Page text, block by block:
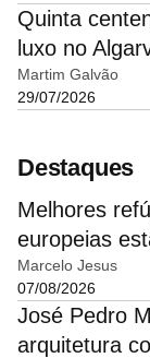
Quinta
luxo no
Martim Galvão
29/07/2026
Destaques
Melhores
europeias
Marcelo Jesus
07/08/2026
José Pedro
arquitetura